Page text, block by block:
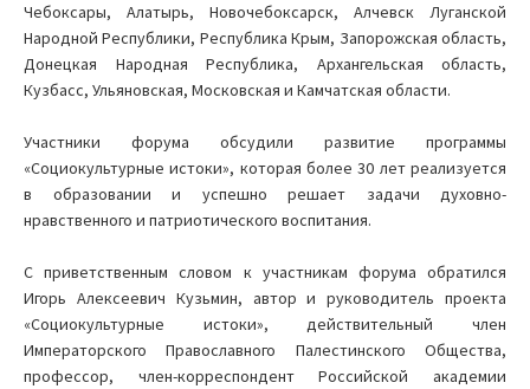
Чебоксары, Алатырь, Новочебоксарск, Алчевск Луганской
Народной Республики, Республика Крым, Запорожская область,
Донецкая Народная Республика, Архангельская область,
Кузбасс, Ульяновская, Московская и Камчатская области.
Участники форума обсудили развитие программы
«Социокультурные истоки», которая более 30 лет реализуется
в образовании и успешно решает задачи духовно-
нравственного и патриотического воспитания.
С приветственным словом к участникам форума обратился
Игорь Алексеевич Кузьмин, автор и руководитель проекта
«Социокультурные истоки», действительный член
Императорского Православного Палестинского Общества,
профессор, член-корреспондент Российской академии